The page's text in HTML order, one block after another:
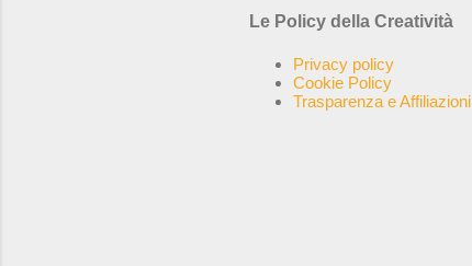
Le Policy della Creatività
Privacy policy
Cookie Policy
Trasparenza e Affiliazioni